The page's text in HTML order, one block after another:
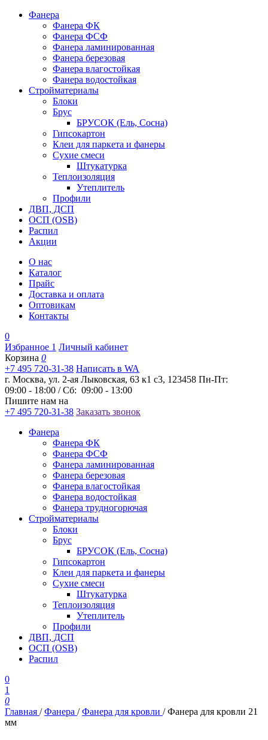
Фанера
Фанера ФК
Фанера ФСФ
Фанера ламинированная
Фанера березовая
Фанера влагостойкая
Фанера водостойкая
Стройматериалы
Блоки
Брус
БРУСОК (Ель, Сосна)
Гипсокартон
Клеи для паркета и фанеры
Сухие смеси
Штукатурка
Теплоизоляция
Утеплитель
Профили
ДВП, ДСП
ОСП (OSB)
Распил
Акции
О нас
Каталог
Прайс
Доставка и оплата
Оптовикам
Контакты
0
Избранное 1 Личный кабинет
Корзина 0
+7 495 720-31-38 Написать в WA
г. Москва, ул. 2-ая Лыковская, 63 к1 с3, 123458 Пн-Пт:
09:00 - 18:00 / Сб: 09:00 - 13:00
Пишите нам на
+7 495 720-31-38 Заказать звонок
Фанера
Фанера ФК
Фанера ФСФ
Фанера ламинированная
Фанера березовая
Фанера влагостойкая
Фанера водостойкая
Фанера трудногорючая
Стройматериалы
Блоки
Брус
БРУСОК (Ель, Сосна)
Гипсокартон
Клеи для паркета и фанеры
Сухие смеси
Штукатурка
Теплоизоляция
Утеплитель
Профили
ДВП, ДСП
ОСП (OSB)
Распил
0
1
0
Главная /Фанера /Фанера для кровли /Фанера для кровли 21
мм